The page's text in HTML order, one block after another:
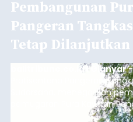
Pembangunan
Pangeran
Tetap Dilanjutkan
balitribune.co.id I Gianyar
Pratisentana Pangeran
Sudarsana, menegaskan
pemugaran Pura Kawitan
Agung tetap dilanjutkan.